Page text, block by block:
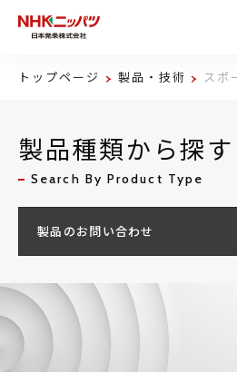
製品・技術
企業情報
サステナビリティ
トップページ 製品・技術 スポ
製品種類から探す
Search By Product Type
製品のお問い合わせ